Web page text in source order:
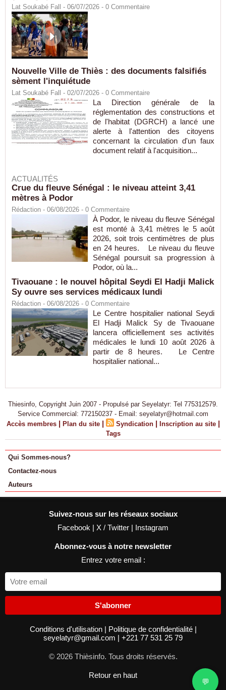
Lat Soukabé Fall - 06/07/2026 - 0 Commentaire
Nouvelle Ville de Thiès : des documents falsifiés
sèment l'inquiétude
Lat Soukabé Fall - 02/07/2026 - 0 Commentaire
La Direction générale de la
réglementation des constructions et
de l'habitat (DGRCH) a lancé une
alerte à l'attention des citoyens
concernant la circulation d'un faux
document relatif à l'acquisition...
ACTUALITÉS
Crue du fleuve Sénégal : le niveau atteint 3,41
mètres à Podor
Rédaction - 06/08/2026 - 0 Commentaire
À Podor, le niveau du fleuve Sénégal
est monté à 3,41 mètres le 5 août
2026, soit trois centimètres de plus
en 24 heures. Le niveau du fleuve
Sénégal poursuit sa progression à
Podor, où la...
Tivaouane : le nouvel hôpital Seydi El Hadji Malick
Sy ouvre ses services médicaux lundi
Rédaction - 06/08/2026 - 0 Commentaire
Le Centre hospitalier national Seydi
El Hadji Malick Sy de Tivaouane
lancera officiellement ses activités
médicales le lundi 10 août 2026 à
partir de 8 heures. Le Centre
hospitalier national...
Thiesinfo, Copyright Juin 2007 - Propulsé par Seyelatyr: Tel 775312579.
Service Commercial: 772150237 - Email: seyelatyr@hotmail.com
Accès membres | Plan du site | Syndication | Inscription au site |
Tags
Qui Sommes-nous?
Contactez-nous
Auteurs
Suivez-nous sur les réseaux sociaux
Facebook | X / Twitter | Instagram
Abonnez-vous à notre newsletter
Entrez votre email :
S'abonner
Conditions d'utilisation | Politique de confidentialité |
seyelatyr@gmail.com | +221 77 531 25 79
© 2026 Thièsinfo. Tous droits réservés.
Retour en haut
💬